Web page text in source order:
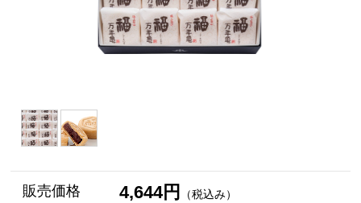
販売価格 4,644円 （税込み）